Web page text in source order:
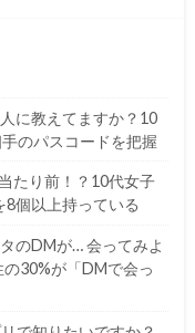
に教えてますか？10
のパスコードを把握
たり前！？10代女子
8個以上持っている
のDMが… 会ってみよ
30%が「DMで会っ